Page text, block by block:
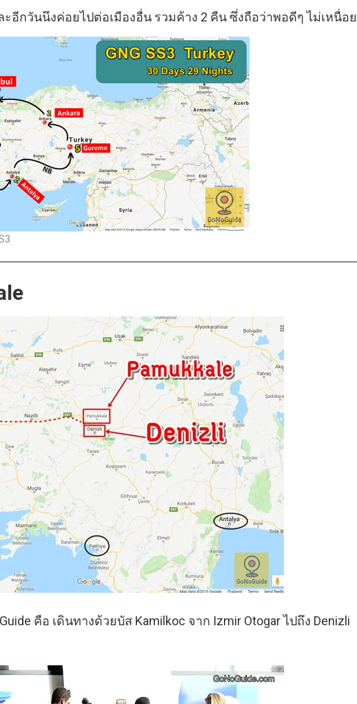
อีกวันนึงค่อยไปต่อเมืองอื่น รวมค้าง 2 คืน ซึ่งถือว่าพอดีๆ ไม่เหนื่อย
คือ เดินทางด้วยบัส Kamilkoc จาก Izmir Otogar ไปถึง Denizli